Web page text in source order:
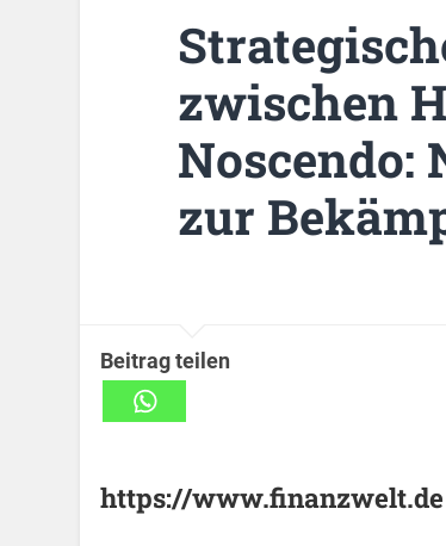
zwischen
Noscendo:
zur
Beitrag teilen
https://